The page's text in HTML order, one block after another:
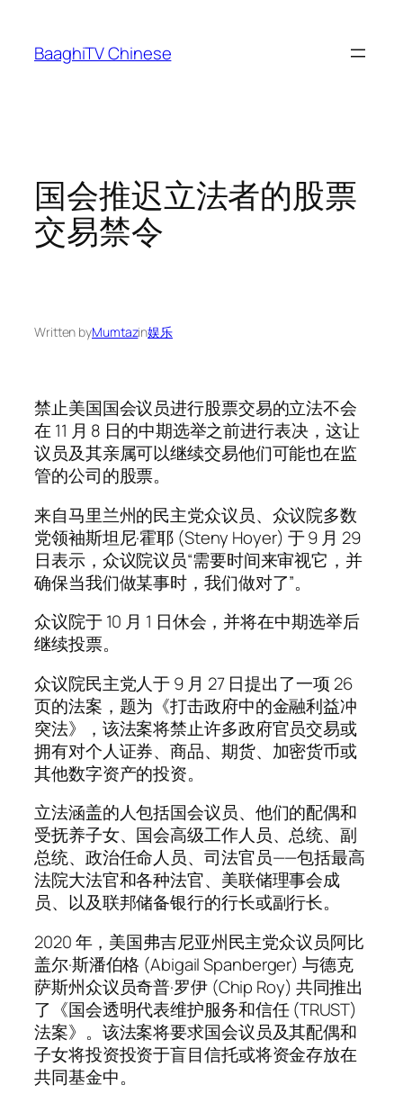
content
BaaghiTV Chinese
国会推迟立法者的股票
交易禁令
Written byMumtazin娱乐
禁止美国国会议员进行股票交易的立法不会
在 11 月 8 日的中期选举之前进行表决，这让
议员及其亲属可以继续交易他们可能也在监
管的公司的股票。
来自马里兰州的民主党众议员、众议院多数
党领袖斯坦尼·霍耶 (Steny Hoyer) 于 9 月 29
日表示，众议院议员“需要时间来审视它，并
确保当我们做某事时，我们做对了”。
众议院于 10 月 1 日休会，并将在中期选举后
继续投票。
众议院民主党人于 9 月 27 日提出了一项 26
页的法案，题为《打击政府中的金融利益冲
突法》，该法案将禁止许多政府官员交易或
拥有对个人证券、商品、期货、加密货币或
其他数字资产的投资。
立法涵盖的人包括国会议员、他们的配偶和
受抚养子女、国会高级工作人员、总统、副
总统、政治任命人员、司法官员——包括最高
法院大法官和各种法官、美联储理事会成
员、以及联邦储备银行的行长或副行长。
2020 年，美国弗吉尼亚州民主党众议员阿比
盖尔·斯潘伯格 (Abigail Spanberger) 与德克
萨斯州众议员奇普·罗伊 (Chip Roy) 共同推出
了《国会透明代表维护服务和信任 (TRUST)
法案》。该法案将要求国会议员及其配偶和
子女将投资投资于盲目信托或将资金存放在
共同基金中。